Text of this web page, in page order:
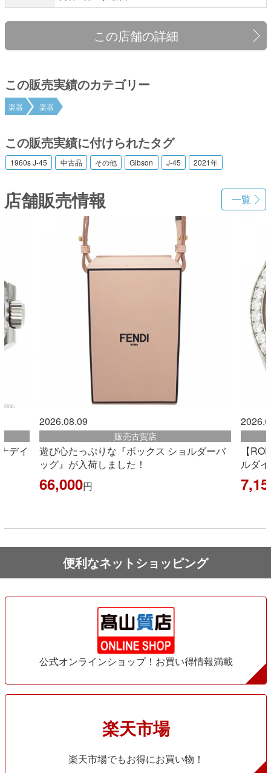
この店舗の詳細
この販売実績のカテゴリー
楽器 楽器
この販売実績に付けられたタグ
1960s J-45 中古品 その他 Gibson J-45 2021年
一覧
店舗販売情報
デイ
2026.08.09
販売古賀店
遊び心たっぷりな『ボックス ショルダーバ
ッグ』が入荷しました！
66,000円
【
ルダ
便利なネットショッピング
公式オンラインショップ！お買い得情報満載
楽天市場
楽天市場でもお得にお買い物！